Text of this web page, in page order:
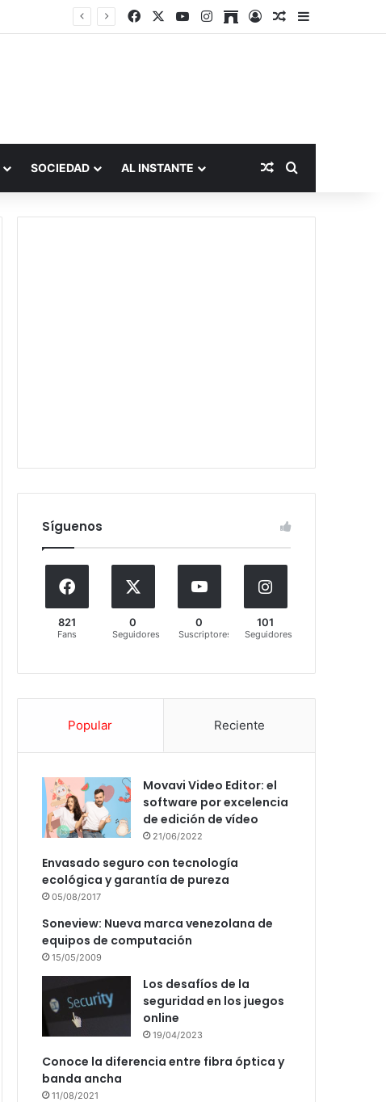
FacebookYouTubeInstagram
ArchiveAccesoPublicación al
Barra lateral
SOCIEDAD AL INSTANTE Publicación al
Buscar por
Síguenos
821
Fans
0
Seguidores
0
Suscriptores
101
Seguidores
Popular Reciente
Movavi Video Editor: el
software por excelencia
de edición de vídeo
21/06/2022
Envasado seguro con tecnología
ecológica y garantía de pureza
05/08/2017
Soneview: Nueva marca venezolana de
equipos de computación
15/05/2009
Los desafíos de la
seguridad en los juegos
online
19/04/2023
Conoce la diferencia entre fibra óptica y
banda ancha
11/08/2021